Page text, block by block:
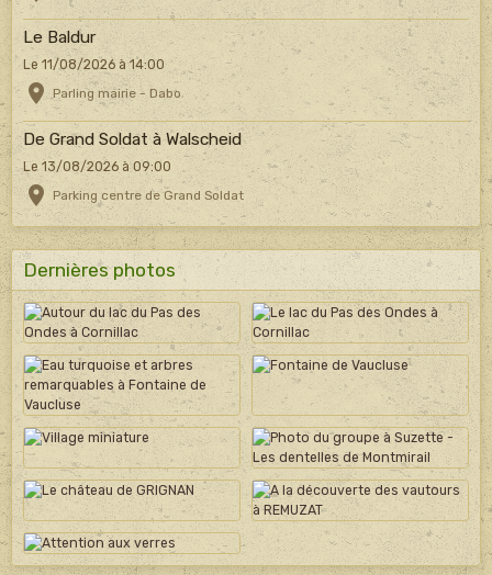
Le Baldur
Le 11/08/2026 à 14:00
Parling mairie - Dabo
De Grand Soldat à Walscheid
Le 13/08/2026 à 09:00
Parking centre de Grand Soldat
Dernières photos